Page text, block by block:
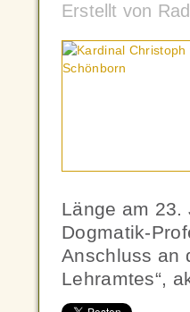
Erstellt von
Länge am
Dogmatik-
Anschluss an
Lehramtes“,